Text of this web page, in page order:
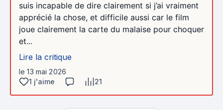
suis incapable de dire clairement si j’ai vraiment
apprécié la chose, et difficile aussi car le film
joue clairement la carte du malaise pour choquer
et...
Lire la critique
le 13 mai 2026
1 j'aime
21